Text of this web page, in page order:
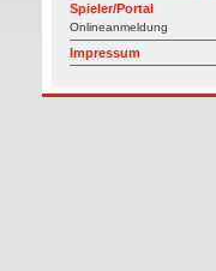
Spieler/Portal
Onlineanmeldung
Impressum